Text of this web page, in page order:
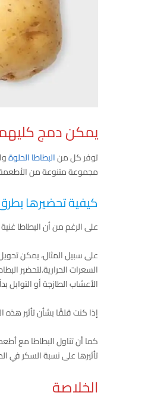
يمكن دمج
توفر كل منالبطاطا الحلوة
مجموعة متنوعة من
كيفية تحضيرها
على الرغم من أن البطاطا غنية
على سبيل المثال، يمكن
السعرات الحرارية.لتحضير
الأعشاب الطازجة أو التوابل
إذا كنت قلقًا بشأن تأثير هذه
كما أن تناول البطاطا مع
تأثيرها على نسبة السكر في
الخلاصة